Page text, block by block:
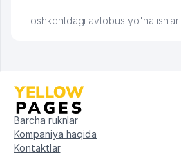
Toshkentdagi avtobus yo'nalishlari
Barcha ruknlar
Kompaniya haqida
Kontaktlar